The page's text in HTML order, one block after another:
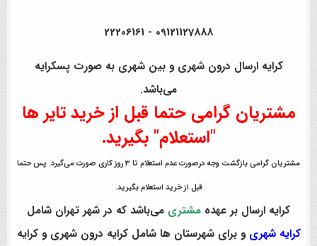
09121127888 - 22206161
کرایه ارسال درون شهری و بین شهری به صورت پسکرایه
می‌باشد.
مشتریان گرامی حتما قبل از خرید تایر ها
"استعلام" بگیرید.
مشتریان گرامی بازگشت وجه درصورت عدم استعلام تا 3 روز کاری صورت می‌گیرد. پس حتما
قبل از خرید استعلام بگیرید.
کرایه ارسال بر عهده مشتری می‌باشد که در شهر تهران شامل
کرایه شهری و برای شهرستان ها شامل کرایه درون شهری و کرایه